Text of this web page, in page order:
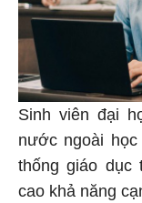
Sinh viên đại
nước ngoài
thống giáo dục
cao khả năng